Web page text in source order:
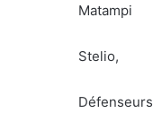
Matampi
Stelio,
Défenseurs